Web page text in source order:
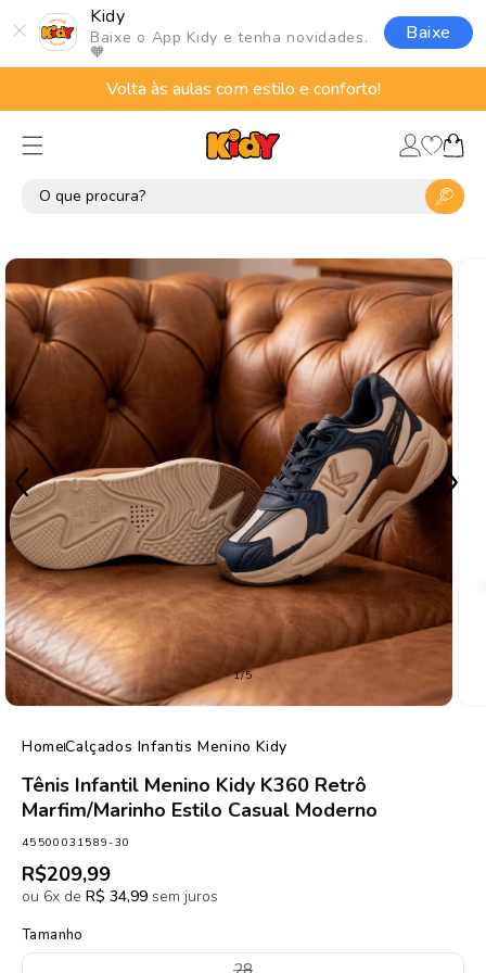
Kidy
Baixe o App Kidy e tenha novidades.
🧡
Baixe
para o
conteúdo
Volta às aulas com estilo e conforto!
Fazer
login
Lista
deCarrinho
informações
do produto
1/de
5
HomeCalçados Infantis Menino Kidy
Tênis Infantil Menino Kidy K360 Retrô
Marfim/Marinho Estilo Casual Moderno
SKU:
45500031589-30
Preço
normal
R$209,99
ou 6x de R$ 34,99 sem juros
Tamanho
Variante